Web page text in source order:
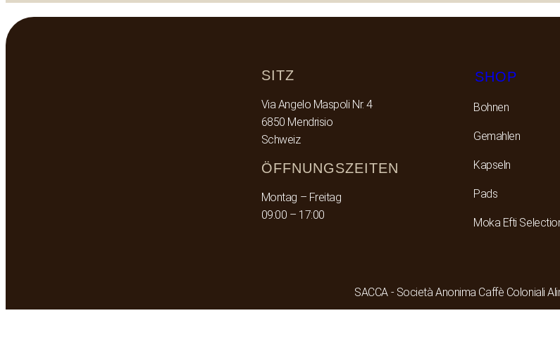
SITZ
Via Angelo Maspoli Nr. 4
6850 Mendrisio
Schweiz
ÖFFNUNGSZEITEN
Montag – Freitag
09:00 – 17:00
SHOP
Bohnen
Gemahlen
Kapseln
Pads
Moka Efti
SACCA - Società Anonima Caffè Coloniali